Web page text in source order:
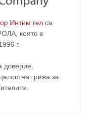
Интим гел са
, която е
г.
доверие,
грижа за
.